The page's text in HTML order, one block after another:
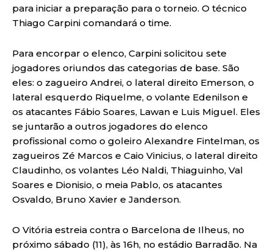
para iniciar a preparação para o torneio. O técnico
Thiago Carpini comandará o time.
Para encorpar o elenco, Carpini solicitou sete
jogadores oriundos das categorias de base. São
eles: o zagueiro Andrei, o lateral direito Emerson, o
lateral esquerdo Riquelme, o volante Edenilson e
os atacantes Fábio Soares, Lawan e Luis Miguel. Eles
se juntarão a outros jogadores do elenco
profissional como o goleiro Alexandre Fintelman, os
zagueiros Zé Marcos e Caio Vinicius, o lateral direito
Claudinho, os volantes Léo Naldi, Thiaguinho, Val
Soares e Dionisio, o meia Pablo, os atacantes
Osvaldo, Bruno Xavier e Janderson.
O Vitória estreia contra o Barcelona de Ilheus, no
próximo sábado (11), às 16h, no estádio Barradão. Na